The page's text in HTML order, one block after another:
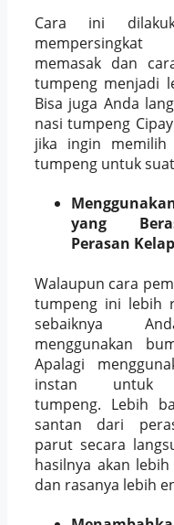
Cara ini
memasak dan
tumpeng menjadi
Bisa juga Anda
nasi tumpeng
jika ingin memilih
tumpeng untuk
yang
Perasan
Walaupun cara
tumpeng ini lebih
sebaiknya
menggunakan
Apalagi
instan untuk
tumpeng. Lebih
santan dari
parut secara
hasilnya akan
dan rasanya lebih